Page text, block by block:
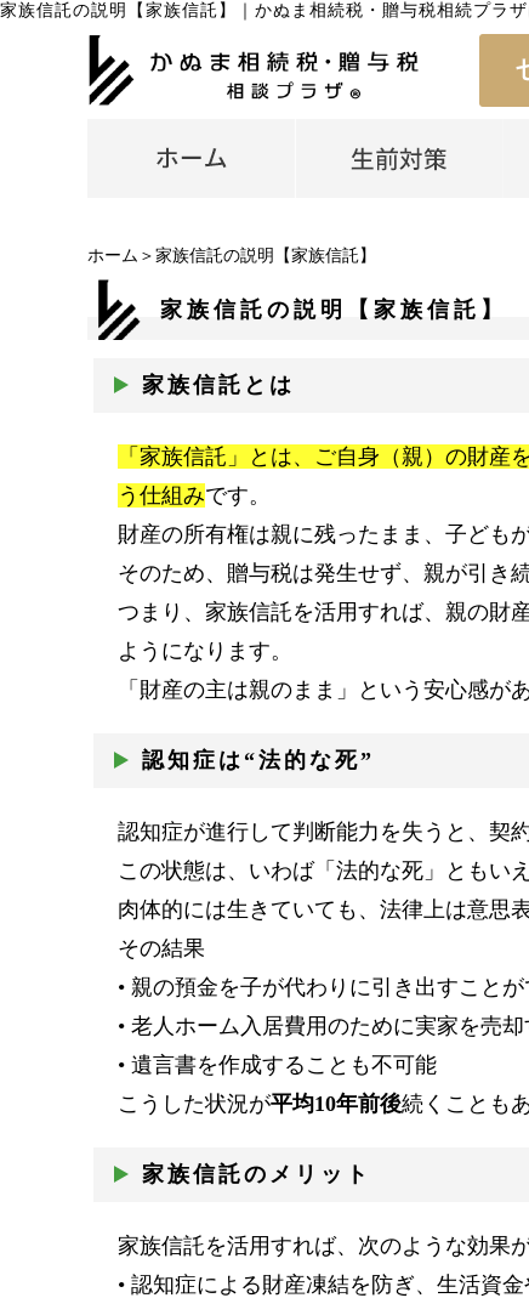
家族信託の説明【家族信託】 かぬま相続税・贈与税相続プラ
ホーム ＞家族信託の説明【家族信託】
家族信託の説明【家族信託】
家族信託とは
「家族信託」とは、ご自身（親）の財
う仕組みです。
財産の所有権は親に残ったまま、子ども
そのため、贈与税は発生せず、親が引き
つまり、家族信託を活用すれば、親の財
ようになります。
「財産の主は親のまま」という安心感が
認知症は“法的な死”
認知症が進行して判断能力を失うと、契
この状態は、いわば「法的な死」ともい
肉体的には生きていても、法律上は意思
その結果
• 親の預金を子が代わりに引き出すこと
• 老人ホーム入居費用のために実家を売
• 遺言書を作成することも不可能
こうした状況が平均10年前後続くことも
家族信託のメリット
家族信託を活用すれば、次のような効果
• 認知症による財産凍結を防ぎ、生活資